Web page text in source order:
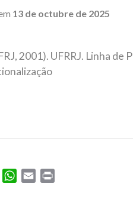
13 de octubre de 2025
2001). UFRRJ. Linha
TwitterWhatsApp
Email